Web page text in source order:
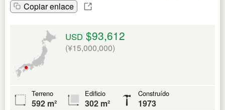
Copiar enlace
USD $93,612
(¥15,000,000)
Terreno
592 m²
Edificio
302 m²
Construído
1973